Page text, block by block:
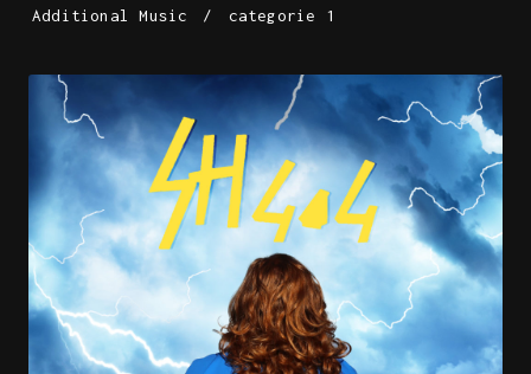
Additional Music / categorie 1